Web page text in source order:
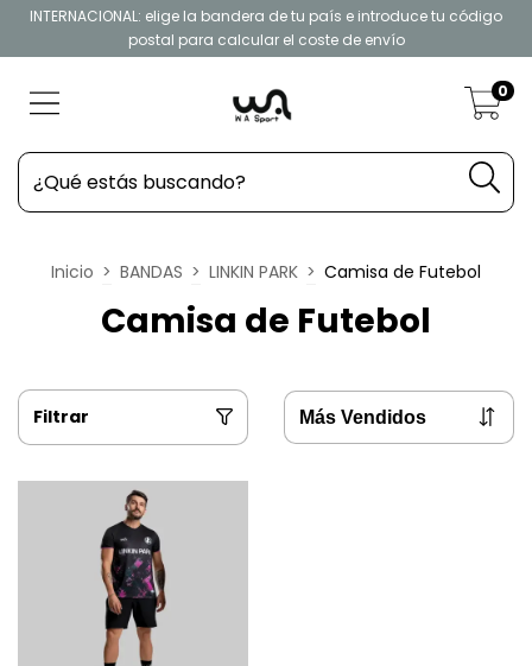
INTERNACIONAL: elige la bandera de tu país e introduce tu código
postal para calcular el coste de envío
0
Inicio > BANDAS > LINKIN PARK > Camisa de Futebol
Camisa de Futebol
Filtrar